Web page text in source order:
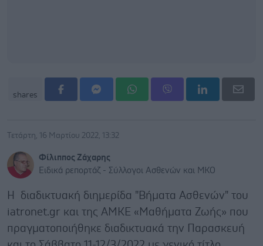
shares
Τετάρτη, 16 Μαρτίου 2022, 13:32
Φίλιππος Ζάχαρης
Ειδικά ρεπορτάζ - Σύλλογοι Ασθενών και ΜΚΟ
Η διαδικτυακή διημερίδα "Βήματα Ασθενών" του
iatronet.gr και της ΑΜΚΕ «Μαθήματα Ζωής» που
πραγματοποιήθηκε διαδικτυακά την Παρασκευή